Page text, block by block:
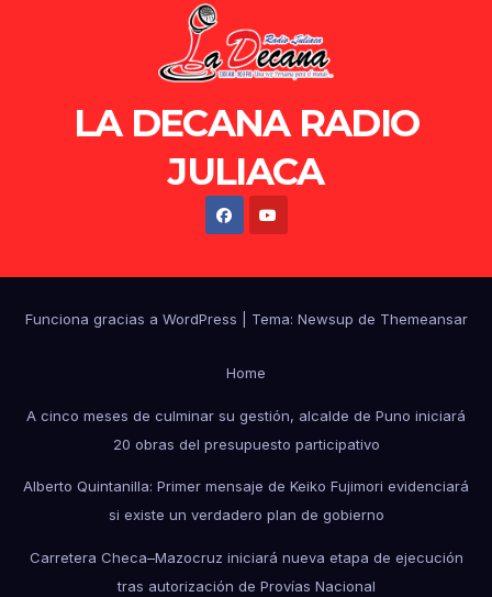
LA DECANA RADIO
JULIACA
Funciona gracias a WordPress Tema: Newsup de Themeansar
Home
A cinco meses de culminar su gestión, alcalde de Puno iniciará
20 obras del presupuesto participativo
Alberto Quintanilla: Primer mensaje de Keiko Fujimori evidenciará
si existe un verdadero plan de gobierno
Carretera Checa–Mazocruz iniciará nueva etapa de ejecución
tras autorización de Provías Nacional